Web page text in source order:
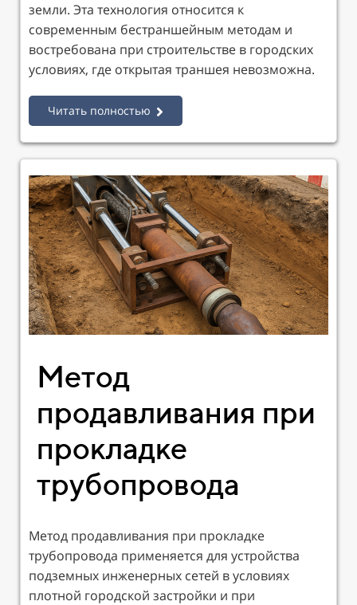
земли. Эта технология относится к
современным бестраншейным методам и
востребована при строительстве в городских
условиях, где открытая траншея невозможна.
Читать полностью
Метод
продавливания при
прокладке
трубопровода
Метод продавливания при прокладке
трубопровода применяется для устройства
подземных инженерных сетей в условиях
плотной городской застройки и при